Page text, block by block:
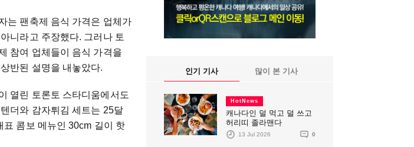
는 팬축제 음식 가격은 업체가
니라고 주장했다. 그러나 토
참여 업체들이 음식 가격을
반된 설명을 내놓았다.
열린 토론토 스타디움에서도
더와 감자튀김 세트는 25달
표 콤보 메뉴인 30cm 길이 핫
인기 기사 많이 본 기사
HotNews
캐나다인 덜 먹고 덜 쓰고
허리띠 졸라맨다
13 Jul 2026 0